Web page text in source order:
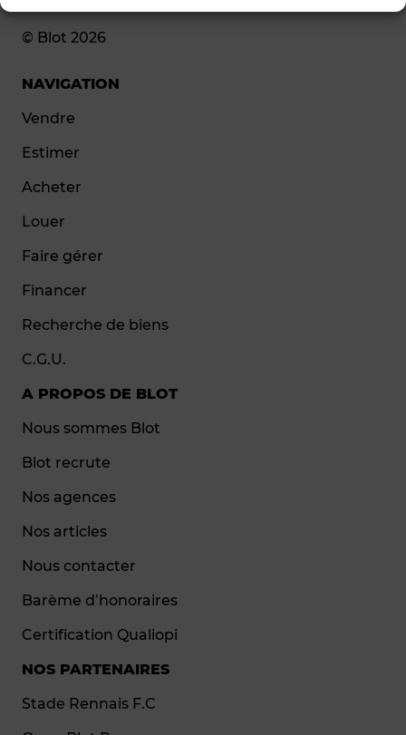
© Blot 2026
NAVIGATION
Vendre
Estimer
Acheter
Louer
Faire gérer
Financer
Recherche de biens
C.G.U.
A PROPOS DE BLOT
Nous sommes Blot
Blot recrute
Nos agences
Nos articles
Nous contacter
Barème d’honoraires
Certification Qualiopi
NOS PARTENAIRES
Stade Rennais F.C